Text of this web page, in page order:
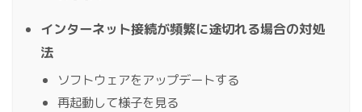
インターネット接続が頻繁に途切れる場合の対処
法
ソフトウェアをアップデートする
再起動して様子を見る